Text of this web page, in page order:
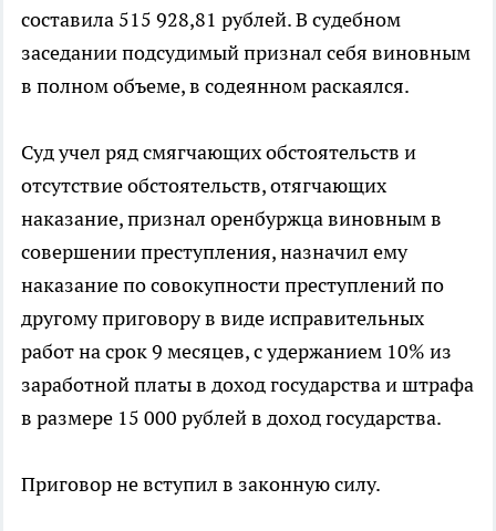
составила 515 928,81 рублей. В судебном
заседании подсудимый признал себя виновным
в полном объеме, в содеянном раскаялся.
Суд учел ряд смягчающих обстоятельств и
отсутствие обстоятельств, отягчающих
наказание, признал оренбуржца виновным в
совершении преступления, назначил ему
наказание по совокупности преступлений по
другому приговору в виде исправительных
работ на срок 9 месяцев, с удержанием 10% из
заработной платы в доход государства и штрафа
в размере 15 000 рублей в доход государства.
Приговор не вступил в законную силу.